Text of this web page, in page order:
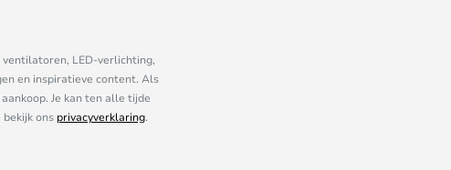
ventilatoren, LED-verlichting,
en inspiratieve content. Als
Je kan ten alle tijde
ons privacyverklaring.